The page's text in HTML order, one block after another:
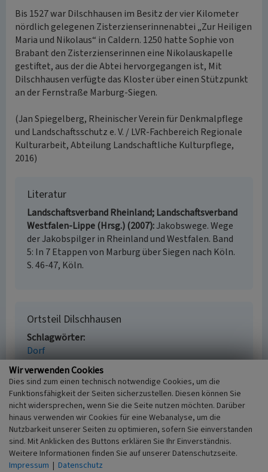
Bis 1527 war Dilschhausen im Besitz der vier Kilometer
nördlich gelegenen Zisterzienserinnenabtei „Zur Heiligen
Maria und Nikolaus“ in Caldern. 1250 hatte Sophie von
Brabant den Zisterzienserinnen eine Nikolauskapelle
gestiftet, aus der die Abtei hervorgegangen ist, Mit
Dilschhausen verfügte das Kloster über einen Stützpunkt
an der Fernstraße Marburg-Siegen.
(Jan Spiegelberg, Rheinischer Verein für Denkmalpflege
und Landschaftsschutz e. V. / LVR-Fachbereich Regionale
Kulturarbeit, Abteilung Landschaftliche Kulturpflege,
2016)
Literatur
Landschaftsverband Rheinland; Landschaftsverband
Westfalen-Lippe (Hrsg.) (2007) Jakobswege. Wege
der Jakobspilger in Rheinland und Westfalen. Band
5: In 7 Etappen von Marburg über Siegen nach Köln.
S. 46-47, Köln.
Ortsteil Dilschhausen
Schlagwörter
Dorf
Ort
35041 Marburg - Dilschhausen
Fachsicht(en)
Kulturlandschaftspflege
Erfassungsmaßstab
i.d.R. 1:5.000 (größer als 1:20.000)
Erfassungsmethode
Literaturauswertung
Wir verwenden Cookies
Dies sind zum einen technisch notwendige Cookies, um die
Funktionsfähigkeit der Seiten sicherzustellen. Diesen können Sie
nicht widersprechen, wenn Sie die Seite nutzen möchten. Darüber
hinaus verwenden wir Cookies für eine Webanalyse, um die
Nutzbarkeit unserer Seiten zu optimieren, sofern Sie einverstanden
sind. Mit Anklicken des Buttons erklären Sie Ihr Einverständnis.
Weitere Informationen finden Sie auf unserer Datenschutzseite.
Impressum | Datenschutz